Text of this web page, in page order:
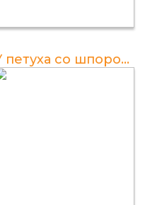
У петуха со шпорой - интересные факты и отзывы